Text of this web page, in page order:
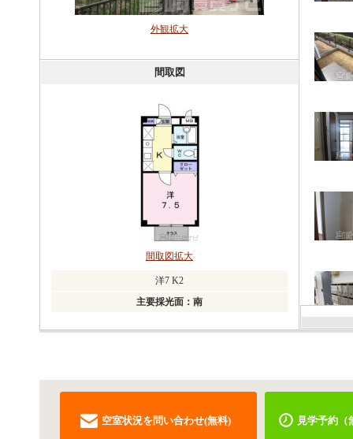
外観拡大
間取図
間取図拡大
洋7 K2
主要採光面：南
空室状況を問い合わせ(無料) 見学予約（